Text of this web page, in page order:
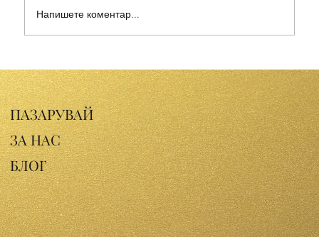
Открийте ползите от кайсиевото масло
за кожата: естествен усилвател на
блясъка
Напишете коментар...
ПАЗАРУВАЙ
ЗА НАС
БЛОГ